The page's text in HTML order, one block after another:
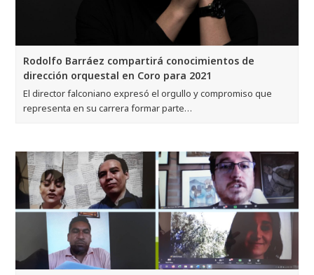
Rodolfo Barráez compartirá conocimientos de
dirección orquestal en Coro para 2021
El director falconiano expresó el orgullo y compromiso que
representa en su carrera formar parte…